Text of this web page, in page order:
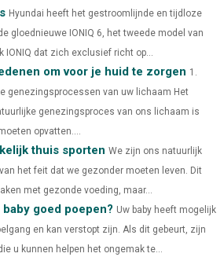
S
T
N
Hyundai heeft het gestroomlijnde en tijdloze
gloednieuwe IONIQ 6, het tweede model van
IONIQ dat zich exclusief richt op...
om voor je huid te zorgen 1.
genezingsprocessen van uw lichaam Het
genezingsproces van ons lichaam is
opvatten....
thuis sporten We zijn ons natuurlijk
het feit dat we gezonder moeten leven. Dit
met gezonde voeding, maar...
goed poepen? Uw baby heeft mogelijk
en kan verstopt zijn. Als dit gebeurt, zijn
u kunnen helpen het ongemak te...